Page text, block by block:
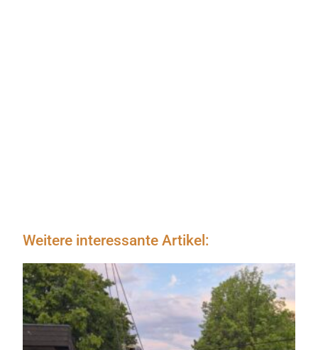
Weitere interessante Artikel: